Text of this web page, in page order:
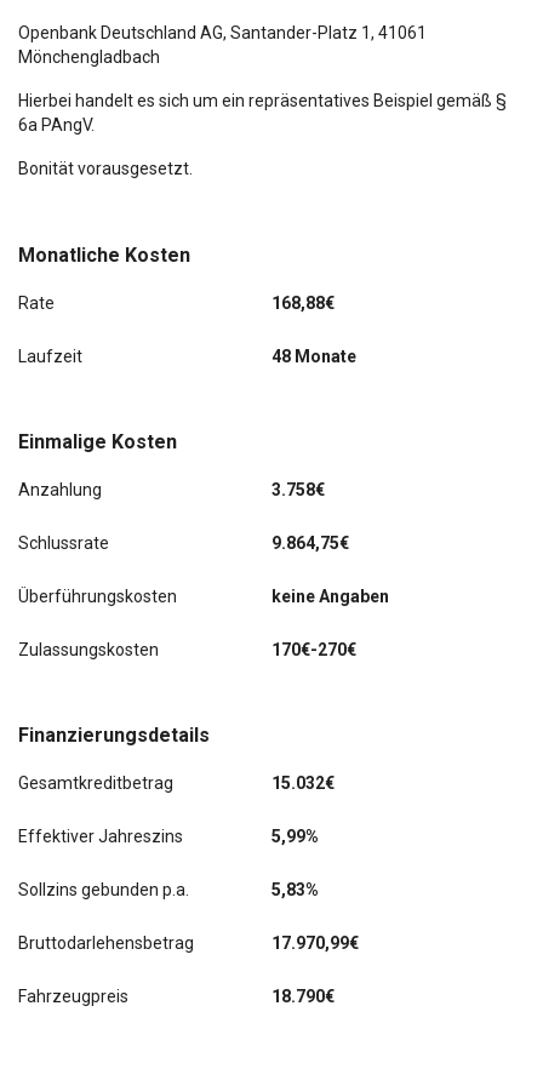
Monatliche Kosten
Rate 168,88€
Laufzeit 48 Monate
Einmalige Kosten
Anzahlung 3.758€
Schlussrate 9.864,75€
Überführungskosten keine Angaben
Zulassungskosten 170€-270€
Finanzierungsdetails
Gesamtkreditbetrag 15.032€
Effektiver Jahreszins 5,99%
Sollzins gebunden p.a. 5,83%
Bruttodarlehensbetrag 17.970,99€
Fahrzeugpreis 18.790€
Openbank Deutschland AG, Santander-Platz 1, 41061
Mönchengladbach
Hierbei handelt es sich um ein repräsentatives Beispiel gemäß §
6a PAngV.
Bonität vorausgesetzt.